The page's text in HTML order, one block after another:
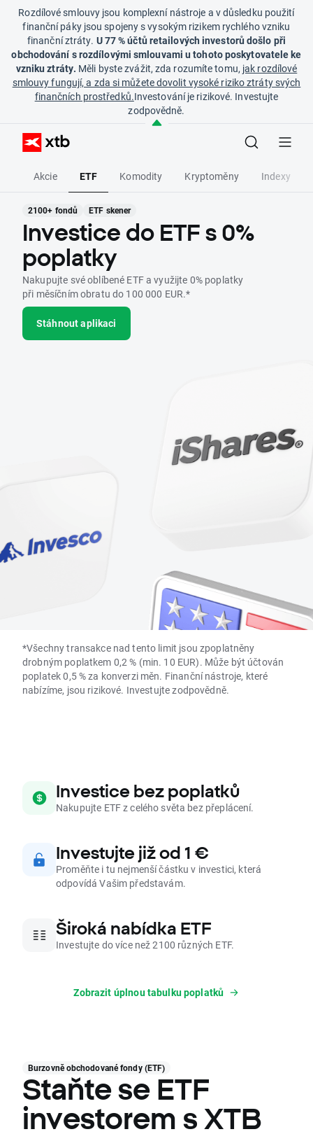
Rozdílové smlouvy jsou komplexní nástroje a v důsledku použití
finanční páky jsou spojeny s vysokým rizikem rychlého vzniku
finanční ztráty. U 77 % účtů retailových investorů došlo při
obchodování s rozdílovými smlouvami u tohoto poskytovatele ke
vzniku ztráty. Měli byste zvážit, zda rozumíte tomu, jak rozdílové
smlouvy fungují, a zda si můžete dovolit vysoké riziko ztráty svých
finančních prostředků.Investování je rizikové. Investujte
zodpovědně.
Akcie ETF Komodity Kryptoměny Indexy
2100+ fondů ETF skener
Investice do ETF s 0%
poplatky
Nakupujte své oblíbené ETF a využijte 0% poplatky
při měsíčním obratu do 100 000 EUR.*
Stáhnout aplikaci
*Všechny transakce nad tento limit jsou zpoplatněny
drobným poplatkem 0,2 % (min. 10 EUR). Může být účtován
poplatek 0,5 % za konverzi měn. Finanční nástroje, které
nabízíme, jsou rizikové. Investujte zodpovědně.
Investice bez poplatků
Nakupujte ETF z celého světa bez přeplácení.
Investujte již od 1 €
Proměňte i tu nejmenší částku v investici, která
odpovídá Vašim představám.
Široká nabídka ETF
Investujte do více než 2100 různých ETF.
Zobrazit úplnou tabulku poplatků
Burzovně obchodované fondy (ETF)
Staňte se ETF
investorem s XTB